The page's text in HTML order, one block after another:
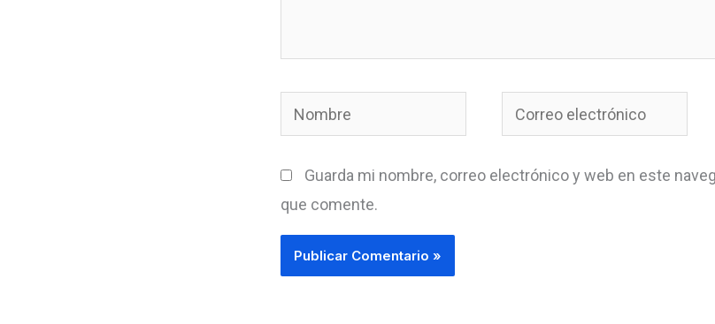
Nombre
Correo
electrónico
Guarda mi nombre, correo electrónico y web en este
que comente.